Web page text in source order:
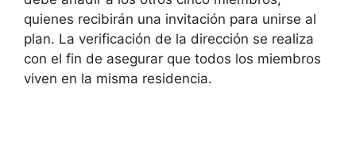
quienes recibirán una invitación para unirse al
plan. La verificación de la dirección se realiza
con el fin de asegurar que todos los miembros
viven en la misma residencia.